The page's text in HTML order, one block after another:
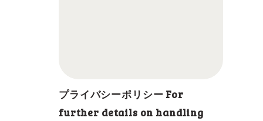
プライバシーポリシー For
further details on handling